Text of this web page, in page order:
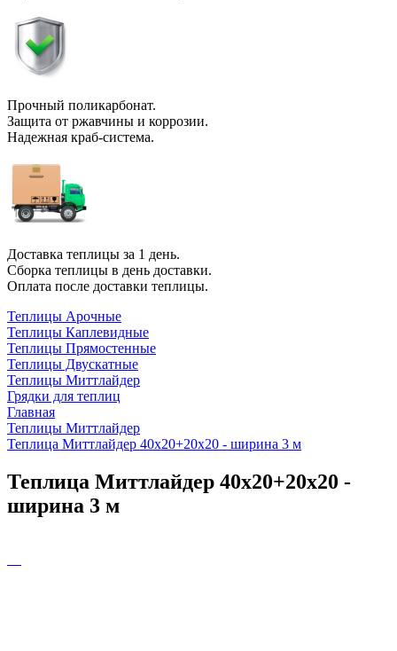
Прочный поликарбонат.
Защита от ржавчины и коррозии.
Надежная краб-система.
Доставка теплицы за 1 день.
Сборка теплицы в день доставки.
Оплата после доставки теплицы.
Теплицы Арочные
Теплицы Каплевидные
Теплицы Прямостенные
Теплицы Двускатные
Теплицы Миттлайдер
Грядки для теплиц
Главная
Теплицы Миттлайдер
Теплица Миттлайдер 40х20+20х20 - ширина 3 м
Теплица Миттлайдер 40х20+20х20 -
ширина 3 м